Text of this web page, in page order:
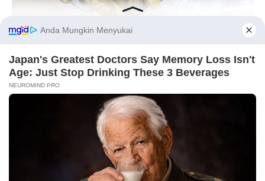
Before You Go